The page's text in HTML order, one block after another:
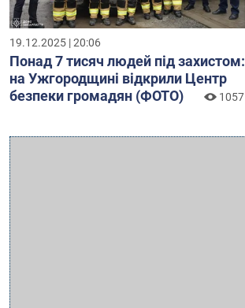
19.12.2025 | 20:06
Понад 7 тисяч людей під захистом:
на Ужгородщині відкрили Центр
безпеки громадян (ФОТО)
1057